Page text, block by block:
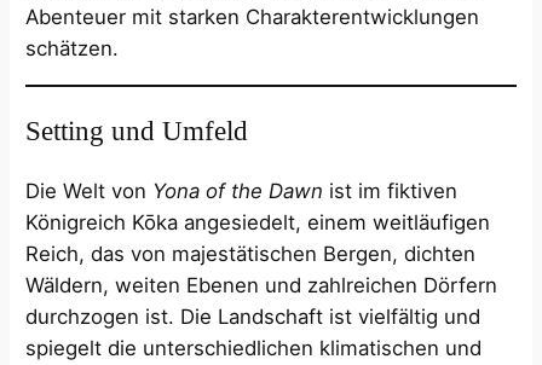
Abenteuer mit starken Charakterentwicklungen
schätzen.
Setting und Umfeld
Die Welt von Yona of the Dawn ist im fiktiven
Königreich Kōka angesiedelt, einem weitläufigen
Reich, das von majestätischen Bergen, dichten
Wäldern, weiten Ebenen und zahlreichen Dörfern
durchzogen ist. Die Landschaft ist vielfältig und
spiegelt die unterschiedlichen klimatischen und